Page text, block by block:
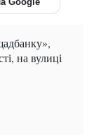
на вулиці